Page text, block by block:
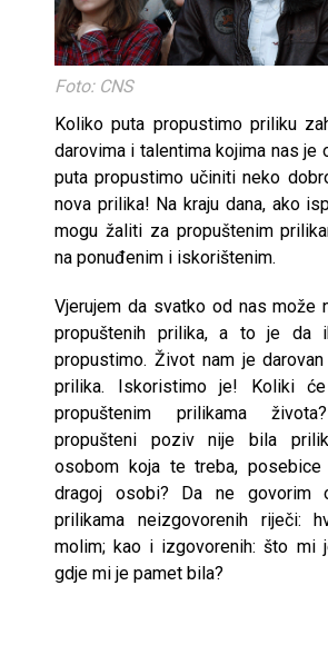
Foto: CNS
Koliko puta propustimo priliku
darovima i talentima kojima nas je
puta propustimo učiniti neko
nova prilika! Na kraju dana, ako
mogu žaliti za propuštenim
na ponuđenim i iskorištenim.
Vjerujem da svatko od nas može
propuštenih prilika, a to je da
propustimo. Život nam je
prilika. Iskoristimo je! Koliki
propuštenim prilikama
propušteni poziv nije bila
osobom koja te treba,
dragoj osobi? Da ne govorim
prilikama neizgovorenih riječi:
molim; kao i izgovorenih: što mi
gdje mi je pamet bila?